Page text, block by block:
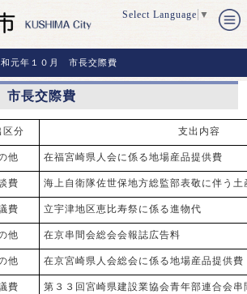
Select Language ▼
和元年１０月 市長交際費
長交際費
区分 支出内容
他 在福宮崎県人会に係る地場産品提供費
費 海上自衛隊佐世保地方総監部表敬に伴う土
費 立宇津地区恵比寿祭に係る進物代
他 在京串間会総会会報誌広告料
他 在京宮崎県人会総会に係る地場産品提供費
費 第３３回宮崎県建設業協会青年部連合会